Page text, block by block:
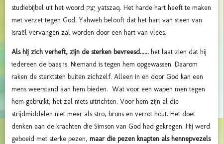
studiebijbel uit het woord יָצַק yatszaq. Het harde hart heeft te maken
met verzet tegen God. Yahweh belooft dat het hart van steen van
Israël vervangen zal worden door een hart van vlees.
Als hij zich verheft, zijn de sterken bevreesd...... het laat zien dat hij
iedereen de baas is. Niemand is tegen hem opgewassen. Daarom
raken de sterktsten buiten zichzelf. Alleen in en door God kan een
mens weerstand aan hem bieden. Wat voor een wapen men tegen
hem gebruikt, het zal niets uitrichten. Voor hem zijn al die
strijdmiddelen niet meer als stro, brons en verrot hout. Het doet
denken aan de krachten die Simson van God had gekregen. Hij werd
geboeid met sterke pezen, maar die pezen knapten als hennepvezels